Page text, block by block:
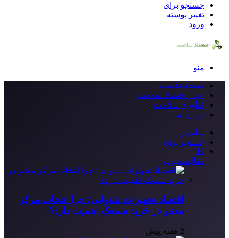
جستجو برای
تغییر پوسته
ورود
منو
صفحه نخست
اخبار اقتصاد سلامت
فناوری سلامت
درباره ما
سایدبار
جستجو برای
10
مقالهمحبوب
اقتصاد تجهیزات شنوایی؛ چرا انتخاب مرکز
معتبر در خرید سمعک اهمیت دارد؟
2 هفته پیش